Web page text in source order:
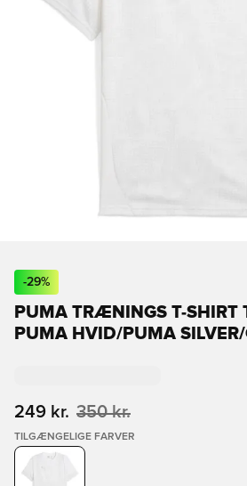
-29%
PUMA TRÆNINGS T-SHIRT
PUMA HVID/PUMA
249 kr. 350 kr.
TILGÆNGELIGE FARVER